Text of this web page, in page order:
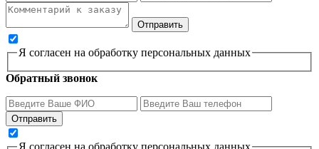
Я согласен на обработку персональных данных
Обратный звонок
Я согласен на обработку персональных данных